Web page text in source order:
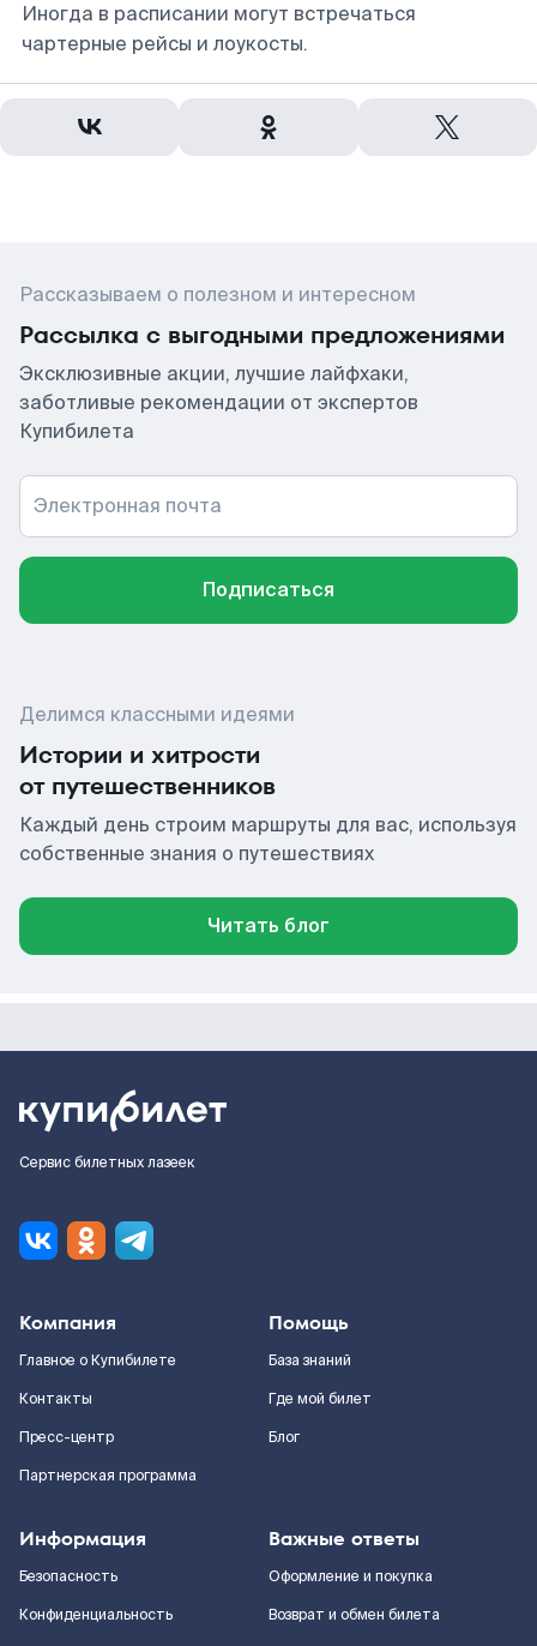
Иногда в расписании могут встречаться
чартерные рейсы и лоукосты.
Рассказываем о полезном и интересном
Рассылка с выгодными предложениями
Эксклюзивные акции, лучшие лайфхаки,
заботливые рекомендации от экспертов
Купибилета
Электронная почта
Подписаться
Делимся классными идеями
Истории и хитрости
от путешественников
Каждый день строим маршруты для вас, используя
собственные знания о путешествиях
Читать блог
Сервис билетных лазеек
Компания
Главное о Купибилете
Контакты
Пресс-центр
Партнерская программа
Помощь
База знаний
Где мой билет
Блог
Информация
Безопасность
Конфиденциальность
Важные ответы
Оформление и покупка
Возврат и обмен билета